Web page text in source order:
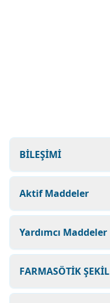
BİLEŞİMİ
Aktif Maddeler
Yardımcı Maddeler
FARMASÖTİK ŞEKİL